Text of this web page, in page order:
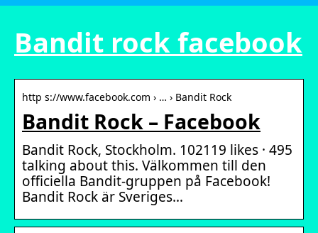
Bandit rock facebook
http s://www.facebook.com › … › Bandit Rock
Bandit Rock – Facebook
Bandit Rock, Stockholm. 102119 likes · 495
talking about this. Välkommen till den
officiella Bandit-gruppen på Facebook!
Bandit Rock är Sveriges…